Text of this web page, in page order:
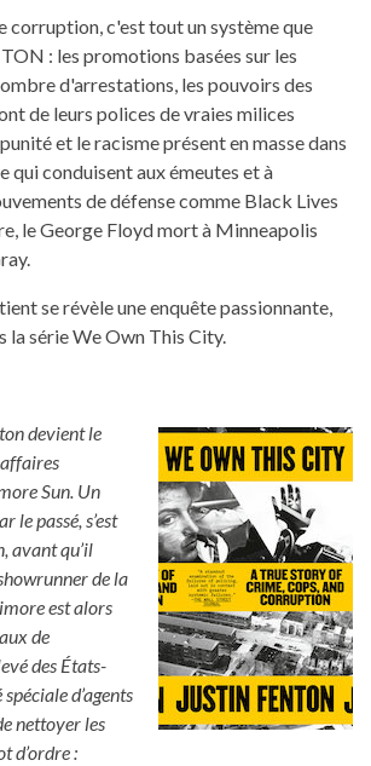
corruption, c'est tout un système que
: les promotions basées sur les
d'arrestations, les pouvoirs des
de leurs polices de vraies milices
et le racisme présent en masse dans
qui conduisent aux émeutes et à
de défense comme Black Lives
le George Floyd mort à Minneapolis
se révèle une enquête passionnante,
la série We Own This City.
devient le
Sun. Un
le passé, s’est
avant qu’il
de la
est alors
de
des États-
d’agents
nettoyer les
d’ordre :